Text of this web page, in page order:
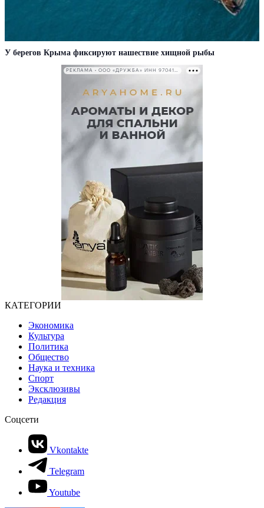
У берегов Крыма фиксируют нашествие хищной рыбы
РЕКЛАМА • ООО «ДРУЖБА» ИНН 9704146411
КАТЕГОРИИ
Экономика
Культура
Политика
Общество
Наука и техника
Спорт
Эксклюзивы
Редакция
Соцсети
Vkontakte
Telegram
Youtube